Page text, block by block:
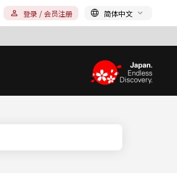
登录 / 会员注册 简体中文